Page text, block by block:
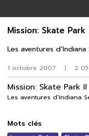
1 octobre 2007 | 2
Mission: Skate Park II
Les aventures d’Indiana
Mots clés
Mission: Skate Park
Les aventures